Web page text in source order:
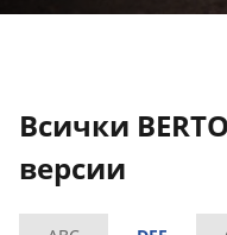
Всички
версии